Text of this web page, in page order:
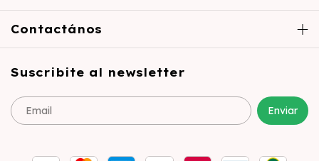
Contactános
Suscribite al newsletter